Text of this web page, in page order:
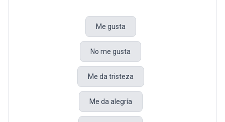
Me gusta
No me gusta
Me da tristeza
Me da alegría